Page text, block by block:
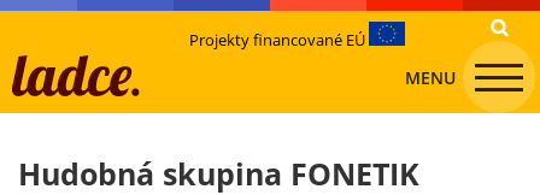
Projekty financované EÚ
MENU
Hudobná skupina FONETIK